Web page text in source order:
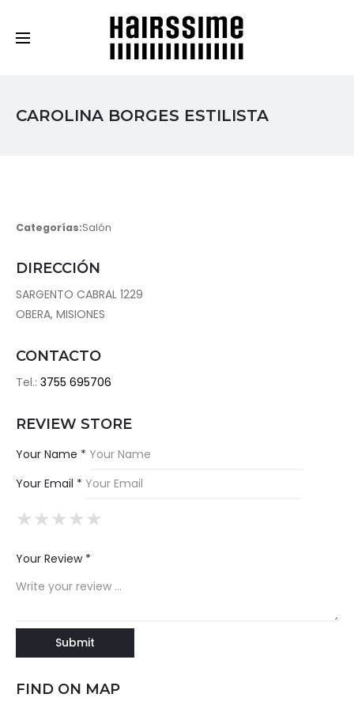
CAROLINA BORGES ESTILISTA
Categorías:Salón
DIRECCIÓN
SARGENTO CABRAL 1229
OBERA, MISIONES
CONTACTO
Tel.: 3755 695706
REVIEW STORE
Your Name *
Your Email *
★
★★
★★★
★★★★
★★★★★
Your Review *
FIND ON MAP